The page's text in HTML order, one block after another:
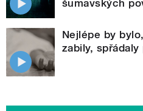
šumavských
Nejlépe by
zabily,